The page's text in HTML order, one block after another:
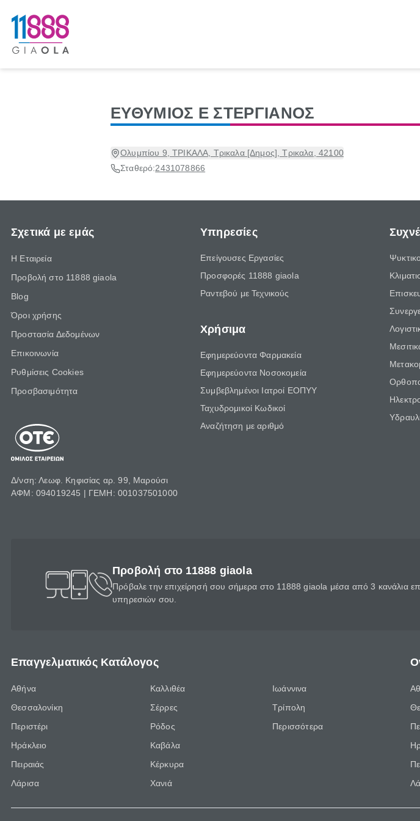
ΕΥΘΥΜΙΟΣ Ε ΣΤΕΡΓΙΑΝΟΣ
Ολυμπίου 9, ΤΡΙΚΑΛΑ, Τρικαλα [Δημος], Τρικαλα, 42100
Σταθερό:2431078866
Σχετικά με εμάς
Η Εταιρεία
Προβολή στο 11888 giaola
Blog
Όροι χρήσης
Προστασία Δεδομένων
Επικοινωνία
Ρυθμίσεις Cookies
Προσβασιμότητα
Δ/νση: Λεωφ. Κηφισίας αρ. 99, Μαρούσι
ΑΦΜ: 094019245 | ΓΕΜΗ: 001037501000
Υπηρεσίες
Επείγουσες Εργασίες
Προσφορές 11888 giaola
Ραντεβού με Τεχνικούς
Χρήσιμα
Εφημερεύοντα Φαρμακεία
Εφημερεύοντα Νοσοκομεία
Συμβεβλημένοι Ιατροί ΕΟΠΥΥ
Ταχυδρομικοί Κωδικοί
Αναζήτηση με αριθμό
Προβολή στο 11888 giaola
Πρόβαλε την επιχείρησή σου σήμερα στο 11888 giaola μέσα από 3 κανάλια
υπηρεσιών σου.
Επαγγελματικός Κατάλογος
Αθήνα
Θεσσαλονίκη
Περιστέρι
Ηράκλειο
Πειραιάς
Λάρισα
Καλλιθέα
Σέρρες
Ρόδος
Καβάλα
Κέρκυρα
Χανιά
Ιωάννινα
Τρίπολη
Περισσότερα